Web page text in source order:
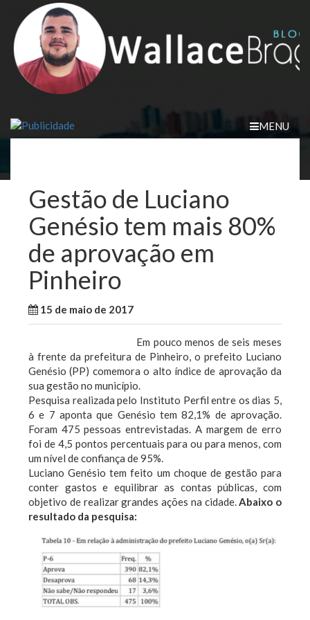
content
MENU
Gestão de Luciano
Genésio tem mais 80%
de aprovação em
Pinheiro
15 de maio de 2017
Em pouco menos de seis meses
à frente da prefeitura de Pinheiro, o prefeito Luciano
Genésio (PP) comemora o alto índice de aprovação da
sua gestão no município.
Pesquisa realizada pelo Instituto Perfil entre os dias 5,
6 e 7 aponta que Genésio tem 82,1% de aprovação.
Foram 475 pessoas entrevistadas. A margem de erro
foi de 4,5 pontos percentuais para ou para menos, com
um nível de confiança de 95%.
Luciano Genésio tem feito um choque de gestão para
conter gastos e equilibrar as contas públicas, com
objetivo de realizar grandes ações na cidade.Abaixo o
resultado da pesquisa: